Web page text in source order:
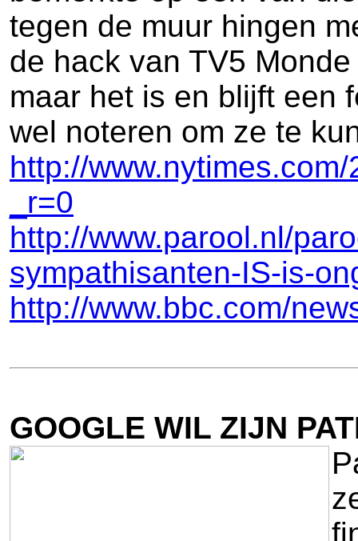
tegen de muur hingen
de hack van TV5
maar het is en blijft een
wel noteren om ze te
http://
_r=0
http://www.parool.nl/
sympathisanten-IS-is-
http://www.bbc.com/
GOOGLE WIL ZIJN